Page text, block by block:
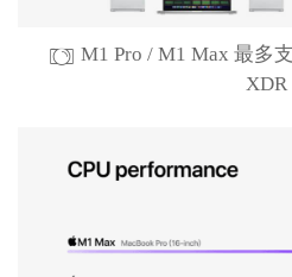
M1 Pro / M1 Max 最多
XDR